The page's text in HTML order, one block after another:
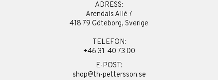
ADRESS:
Arendals Allé 7
418 79 Göteborg, Sverige
TELEFON:
+46 31-40 73 00
E-POST:
shop@th-pettersson.se